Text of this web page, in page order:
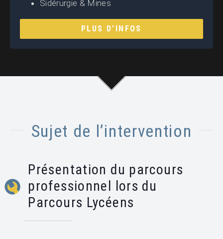
Sidérurgie & Mines
PLUS D’INFOS
Sujet de l’intervention
Présentation du parcours
professionnel lors du
Parcours Lycéens